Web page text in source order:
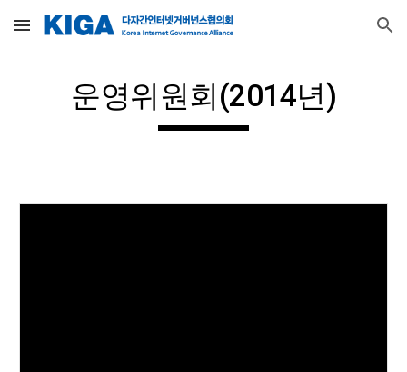
Skip to main content Skip to navigation
운영위원회(2014년)